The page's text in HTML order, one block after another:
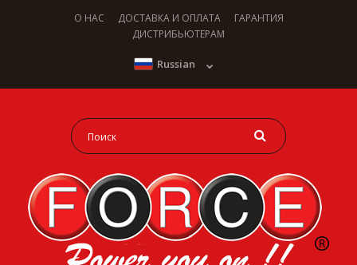
О НАС ДОСТАВКА И ОПЛАТА
ГАРАНТИЯ
ДИСТРИБЬЮТЕРАМ
Russian